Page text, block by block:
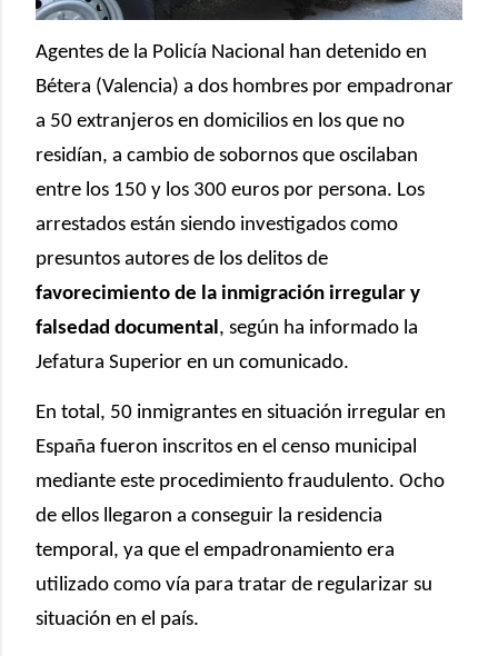
Agentes de la Policía Nacional han detenido en
Bétera (Valencia) a dos hombres por empadronar
a 50 extranjeros en domicilios en los que no
residían, a cambio de sobornos que oscilaban
entre los 150 y los 300 euros por persona. Los
arrestados están siendo investigados como
presuntos autores de los delitos de
favorecimiento de la inmigración irregular y
falsedad documental , según ha informado la
Jefatura Superior en un comunicado.
En total, 50 inmigrantes en situación irregular en
España fueron inscritos en el censo municipal
mediante este procedimiento fraudulento. Ocho
de ellos llegaron a conseguir la residencia
temporal, ya que el empadronamiento era
utilizado como vía para tratar de regularizar su
situación en el país.